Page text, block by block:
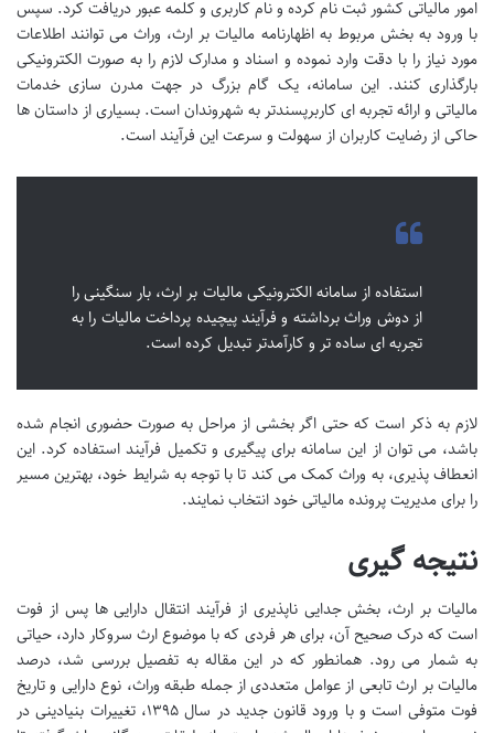
امور مالیاتی کشور ثبت نام کرده و نام کاربری و کلمه عبور دریافت کرد. سپس
با ورود به بخش مربوط به اظهارنامه مالیات بر ارث، وراث می توانند اطلاعات
مورد نیاز را با دقت وارد نموده و اسناد و مدارک لازم را به صورت الکترونیکی
بارگذاری کنند. این سامانه، یک گام بزرگ در جهت مدرن سازی خدمات
مالیاتی و ارائه تجربه ای کاربرپسندتر به شهروندان است. بسیاری از داستان ها
حاکی از رضایت کاربران از سهولت و سرعت این فرآیند است.
استفاده از سامانه الکترونیکی مالیات بر ارث، بار سنگینی را
از دوش وراث برداشته و فرآیند پیچیده پرداخت مالیات را به
تجربه ای ساده تر و کارآمدتر تبدیل کرده است.
لازم به ذکر است که حتی اگر بخشی از مراحل به صورت حضوری انجام شده
باشد، می توان از این سامانه برای پیگیری و تکمیل فرآیند استفاده کرد. این
انعطاف پذیری، به وراث کمک می کند تا با توجه به شرایط خود، بهترین مسیر
را برای مدیریت پرونده مالیاتی خود انتخاب نمایند.
نتیجه گیری
مالیات بر ارث، بخش جدایی ناپذیری از فرآیند انتقال دارایی ها پس از فوت
است که درک صحیح آن، برای هر فردی که با موضوع ارث سروکار دارد، حیاتی
به شمار می رود. همانطور که در این مقاله به تفصیل بررسی شد، درصد
مالیات بر ارث تابعی از عوامل متعددی از جمله طبقه وراث، نوع دارایی و تاریخ
فوت متوفی است و با ورود قانون جدید در سال ۱۳۹۵، تغییرات بنیادینی در